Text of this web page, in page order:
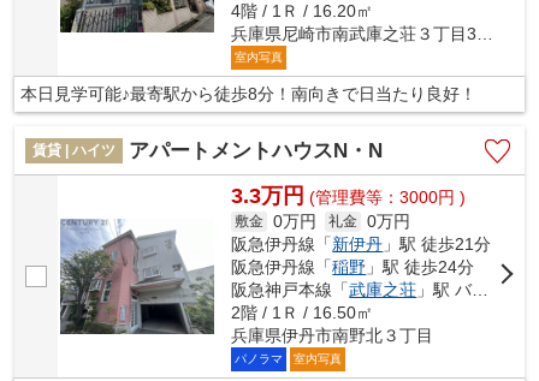
4階 / 1Ｒ / 16.20㎡
室内写真
本日見学可能♪最寄駅から徒歩8分！南向きで日当たり良好！
賃貸 | ハイツ アパートメントハウスN・N
3.3万円 (管理費等：3000円 )
敷金 0万円 礼金 0万円
阪急伊丹線「新伊丹 」駅 徒歩21分
阪急伊丹線「稲野 」駅 徒歩24分
阪急神戸本線「武庫之荘 」駅 バス9分 「野間西」 停歩14分車10分 2.0km
2階 / 1Ｒ / 16.50㎡
兵庫県伊丹市南野北３丁目
パノラマ 室内写真